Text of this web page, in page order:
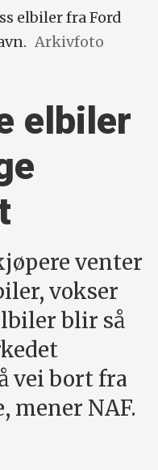
elbiler fra Ford
Arkivfoto
elbiler
venter
vokser
blir så
vei bort fra
mener NAF.